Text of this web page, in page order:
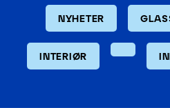
NYHETER
INTERIØR